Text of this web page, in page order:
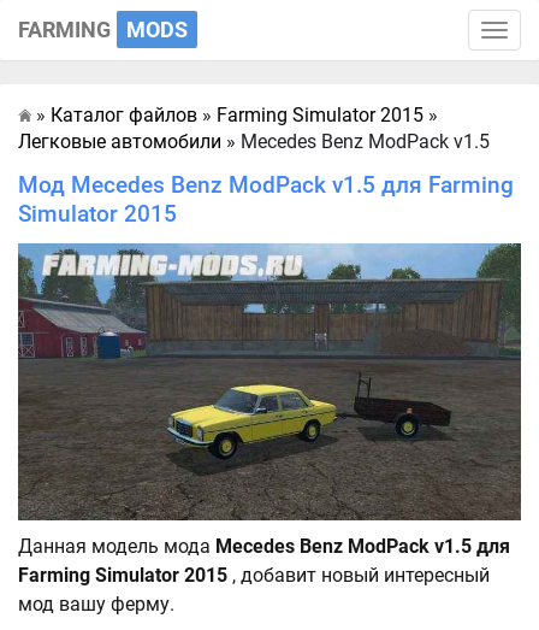
Toggle
FARMING MODS
Главная
» Каталог файлов » Farming Simulator 2015 »
Легковые автомобили » Mecedes Benz ModPack v1.5
Мод Mecedes Benz ModPack v1.5 для Farming
Simulator 2015
Данная модель мода Mecedes Benz ModPack v1.5 для
Farming Simulator 2015 , добавит новый интересный
мод вашу ферму.